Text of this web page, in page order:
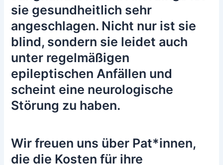
sie gesundheitlich sehr
angeschlagen. Nicht nur ist sie
blind, sondern sie leidet auch
unter regelmäßigen
epileptischen Anfällen und
scheint eine neurologische
Störung zu haben.
Wir freuen uns über Pat*innen,
die die Kosten für ihre